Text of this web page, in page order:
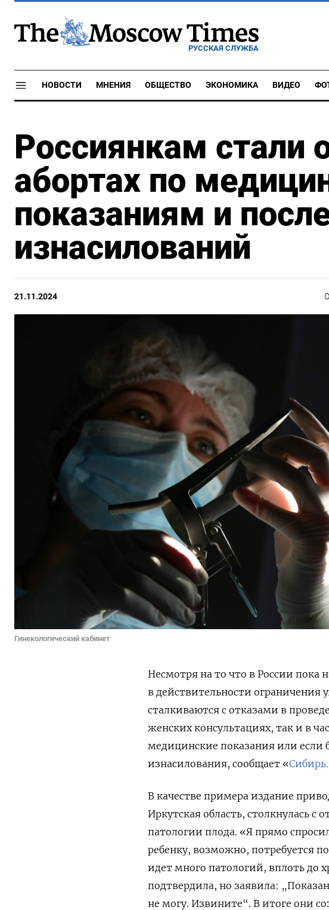
РУССКАЯ СЛУЖБА
НОВОСТИ МНЕНИЯ ОБЩЕСТВО ЭКОНОМИКА ВИДЕО
Россиянкам стали
абортах по
показаниям и
изнасилований
21.11.2024
Гинекологический кабинет
Несмотря на то что в России пока
в действительности
сталкиваются с отказами в
женских консультациях, так и в
медицинские показания или если
изнасилования, сообщает «
В качестве примера издание
Иркутская область, столкнулась с
патологии плода. «Я прямо
ребенку, возможно, потребуется
идет много патологий, вплоть до
подтвердила, но заявила:
не могу. Извините“. В итоге они